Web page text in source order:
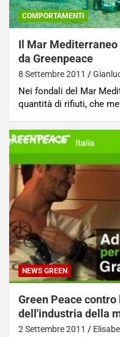
COMPORTAMENTI
Il Mar
da Greenpeace
8 Settembre 2011
Nei fondali del Mar
quantità di rifiuti, che
NEWS GREEN
Green Peace
dell'industria della
2 Settembre 2011